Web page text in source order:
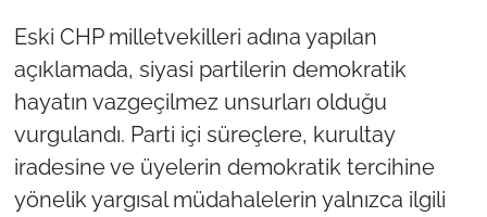
Eski CHP milletvekilleri adına yapılan
açıklamada, siyasi partilerin demokratik
hayatın vazgeçilmez unsurları olduğu
vurgulandı. Parti içi süreçlere, kurultay
iradesine ve üyelerin demokratik tercihine
yönelik yargısal müdahalelerin yalnızca ilgili
Genel
Flaş Haber
Dış Haberler